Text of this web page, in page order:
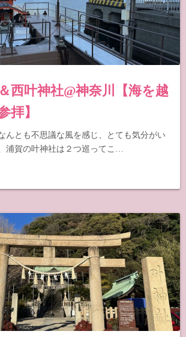
西叶神社@神奈川【海を越
拝】
んとも不思議な風を感じ、とても気分がい
浦賀の叶神社は２つ巡ってこ…